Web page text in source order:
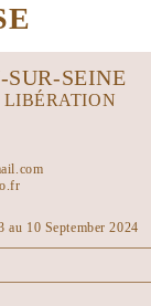
SEINE
LIBÉRATION
au 10 September 2024